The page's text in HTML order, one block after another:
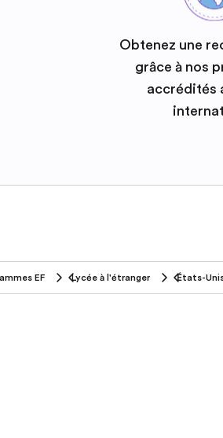
Obtenez une
grâce à nos
accrédités
EF Lycée à l'étranger États-